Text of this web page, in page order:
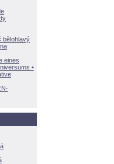
bělohlavý
eines
•
·